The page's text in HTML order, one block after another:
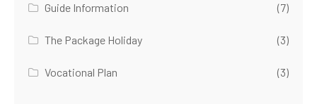
Guide Information (7)
The Package Holiday (3)
Vocational Plan (3)